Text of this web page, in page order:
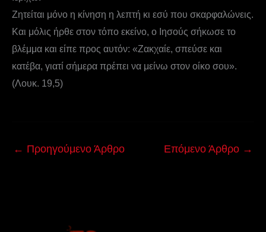
Ζητείται μόνο η κίνηση η λεπτή κι εσύ που σκαρφαλώνεις.
Και μόλις ήρθε στον τόπο εκείνο, ο Ιησούς σήκωσε το
βλέμμα και είπε προς αυτόν: «Ζακχαίε, σπεύσε και
κατέβα, γιατί σήμερα πρέπει να μείνω στον οίκο σου».
(Λουκ. 19,5)
← Προηγούμενο Άρθρο Επόμενο Άρθρο →